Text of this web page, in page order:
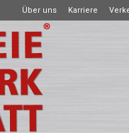
Über uns Karriere